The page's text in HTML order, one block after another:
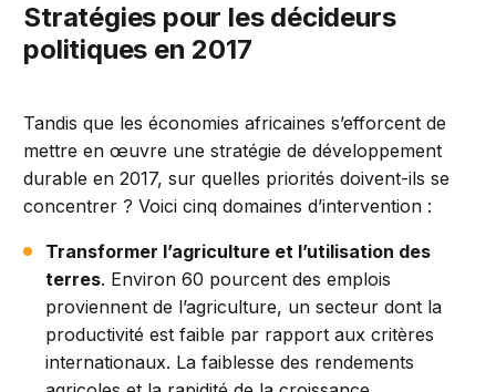
Stratégies pour les décideurs
politiques en 2017
Tandis que les économies africaines s’efforcent de
mettre en œuvre une stratégie de développement
durable en 2017, sur quelles priorités doivent-ils se
concentrer ? Voici cinq domaines d’intervention :
Transformer l’agriculture et l’utilisation des
terres. Environ 60 pourcent des emplois
proviennent de l’agriculture, un secteur dont la
productivité est faible par rapport aux critères
internationaux. La faiblesse des rendements